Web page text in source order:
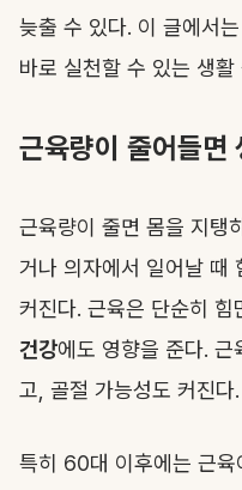
늦출 수 있다. 이 글에서
바로 실천할 수 있는 생
근육량이 줄어들면
근육량이 줄면 몸을 지탱
거나 의자에서 일어날 때
커진다. 근육은 단순히 힘
건강에도 영향을 준다. 근
고, 골절 가능성도 커진다.
특히 60대 이후에는 근육